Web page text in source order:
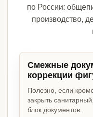
по России:
производство,
Смежные
коррекции
Полезно, если
закрыть
блок документов.